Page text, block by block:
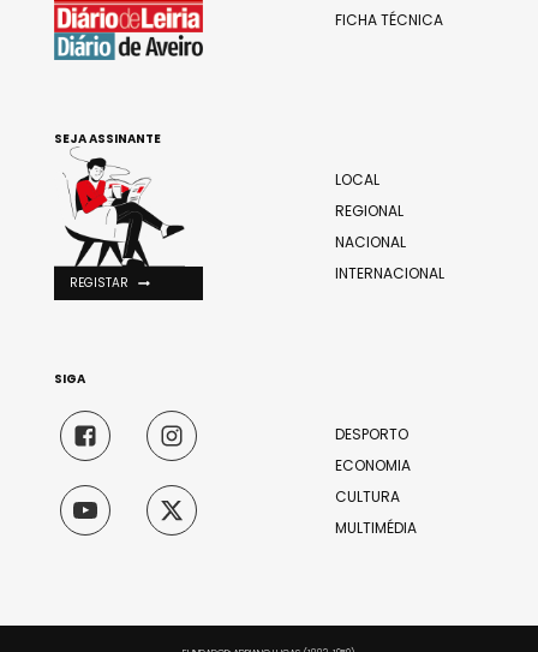
FICHA TÉCNICA
LOCAL
REGIONAL
NACIONAL
INTERNACIONAL
DESPORTO
ECONOMIA
CULTURA
MULTIMÉDIA
SEJA ASSINANTE
REGISTAR
SIGA